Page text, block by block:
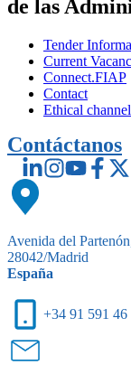
de las
Tender
Current
Connect.FIAP
Contact
Ethical channel
Contáctanos
Avenida del
28042/Madrid
España
+34 91 591 46